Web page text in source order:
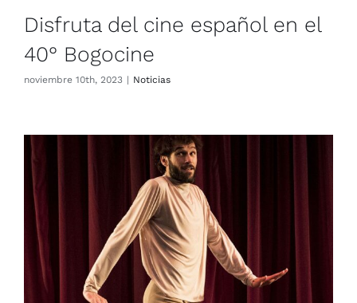
Disfruta del cine español en el
40° Bogocine
noviembre 10th, 2023 | Noticias
«Un Cadavre Exquis II», de Pau
Arán, llega a La Factoría
Noticias